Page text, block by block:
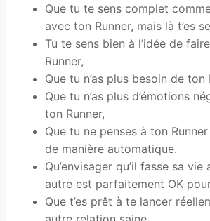
Que tu te sens complet
avec ton Runner, mais là t’es
Tu te sens bien à l’idée de
Runner,
Que tu n’as plus besoin de ton
Que tu n’as plus d’émotions
ton Runner,
Que tu ne penses à ton
de manière automatique.
Qu’envisager qu’il fasse sa vie
autre est parfaitement OK
Que t’es prêt à te lancer